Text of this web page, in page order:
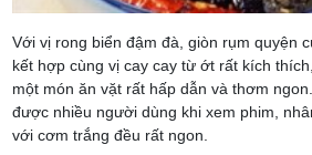
Với vị rong biển đậm đà, giòn rụm quyện
kết hợp cùng vị cay cay từ ớt rất kích
một món ăn vặt rất hấp dẫn và thơm
được nhiều người dùng khi xem phim,
với cơm trắng đều rất ngon.